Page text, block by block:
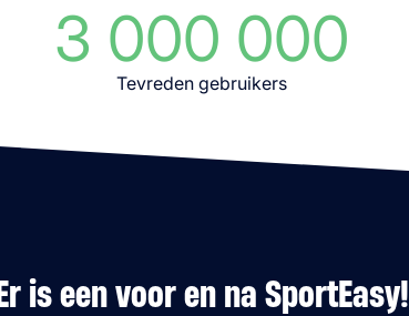
3 000 000
Tevreden gebruikers
Er is een voor en na SportEasy!